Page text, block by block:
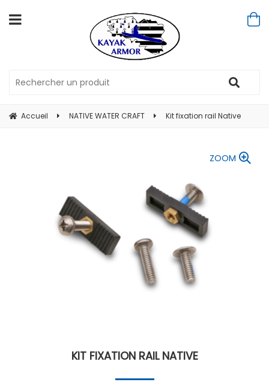
Accueil NATIVE WATER CRAFT Kit fixation rail Native
ZOOM
KIT FIXATION RAIL NATIVE